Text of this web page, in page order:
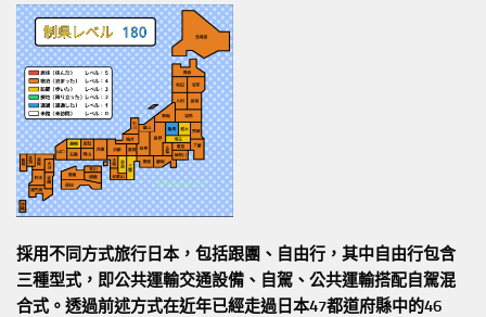
採用不同方式旅行日本，包括跟團、自由行，其中自由行包含
三種型式，即公共運輸交通設備、自駕、公共運輸搭配自駕混
合式。透過前述方式在近年已經走過日本47都道府縣中的46